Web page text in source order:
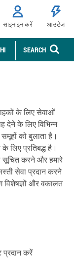
साइन इन करें आउटेज
SEARCH
HI
के लिए सेवाओं
देने के लिए विभिन्न
को बुलाता है।
लिए प्रतिबद्ध है।
सूचित करने और हमारे
सेवा प्रदान करने
विशेषज्ञों और वकालत
प्रदान करें